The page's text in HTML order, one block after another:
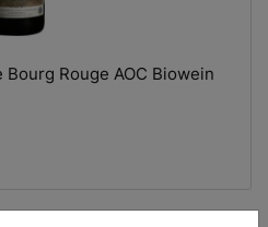
In den Warenkorb
Château La Grolet Côtes de Bourg Rouge AOC Biowein